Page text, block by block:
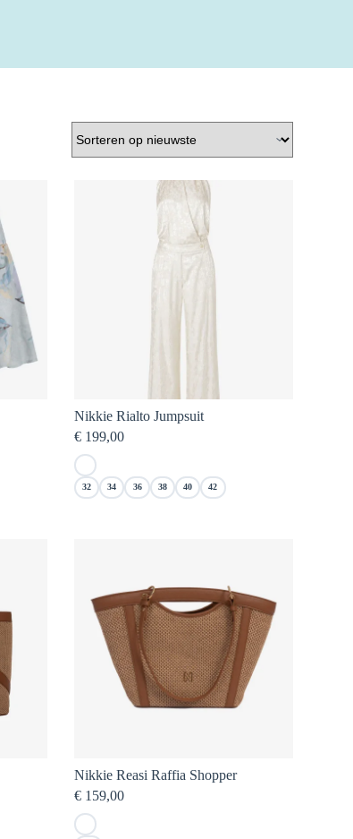
Nikkie Rialto Jumpsuit
€199,00
32 34 36 38 40 42
Nikkie Reasi Raffia Shopper
€159,00